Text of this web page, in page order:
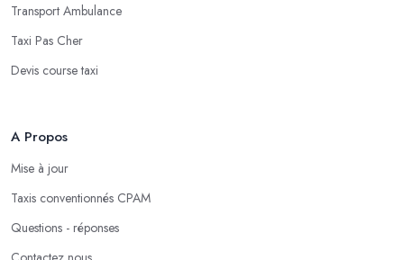
Transport Ambulance
Taxi Pas Cher
Devis course taxi
A Propos
Mise à jour
Taxis conventionnés CPAM
Questions - réponses